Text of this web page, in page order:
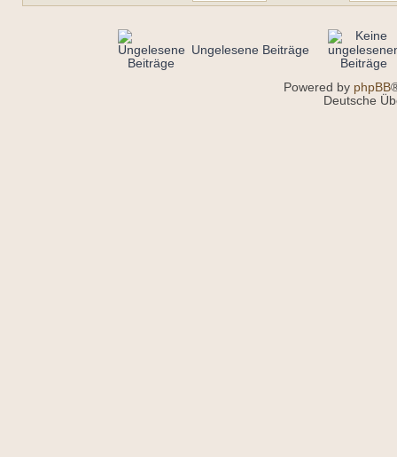
Ungelesene Beiträge
Powered by phpBB
Deutsche